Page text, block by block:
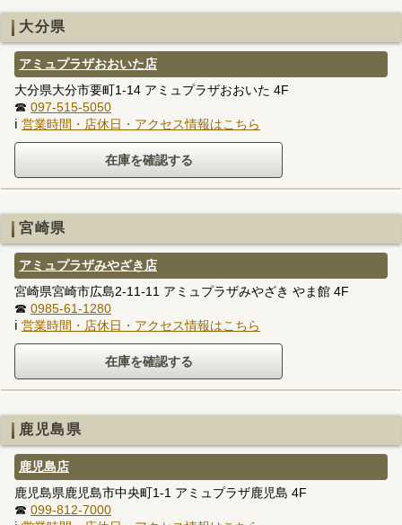
大分県
アミュプラザおおいた店
大分県大分市要町1-14 アミュプラザおおいた 4F
☎ 097-515-5050
ℹ 営業時間・店休日・アクセス情報はこちら
宮崎県
アミュプラザみやざき店
宮崎県宮崎市広島2-11-11 アミュプラザみやざき やま館 4F
☎ 0985-61-1280
ℹ 営業時間・店休日・アクセス情報はこちら
鹿児島県
鹿児島店
鹿児島県鹿児島市中央町1-1 アミュプラザ鹿児島 4F
☎ 099-812-7000